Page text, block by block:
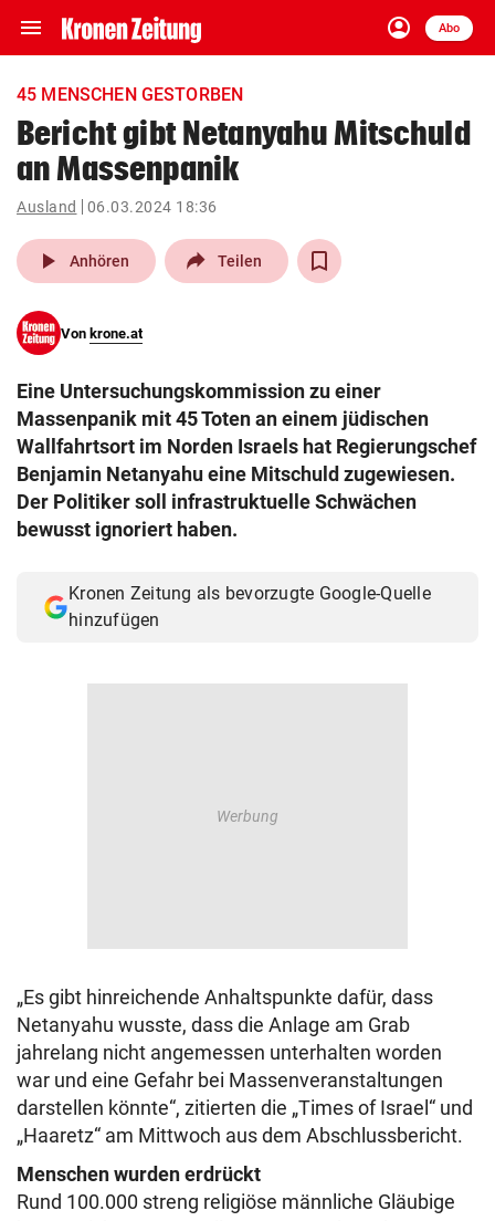
menu Navigation
ein-/ausklappen
account_circle
Anmelden
Abo
close Schließen
account_circle Anmelden
pin_drop
Wien arrow_right
search
eingeben
Muthgasse 2, 1190 Wien
45 MENSCHEN GESTORBEN
Bericht gibt Netanyahu Mitschuld
an Massenpanik
Ausland 06.03.2024 18:36
play_arrow Anhören Teilen
Von krone.at
Eine Untersuchungskommission zu einer
Massenpanik mit 45 Toten an einem jüdischen
Wallfahrtsort im Norden Israels hat Regierungschef
Benjamin Netanyahu eine Mitschuld zugewiesen.
Der Politiker soll infrastruktuelle Schwächen
bewusst ignoriert haben.
Kronen Zeitung als bevorzugte Google-Quelle
hinzufügen
„Es gibt hinreichende Anhaltspunkte dafür, dass
Netanyahu wusste, dass die Anlage am Grab
jahrelang nicht angemessen unterhalten worden
war und eine Gefahr bei Massenveranstaltungen
darstellen könnte“, zitierten die „Times of Israel“ und
„Haaretz“ am Mittwoch aus dem Abschlussbericht.
Menschen wurden erdrückt
Rund 100.000 streng religiöse männliche Gläubige